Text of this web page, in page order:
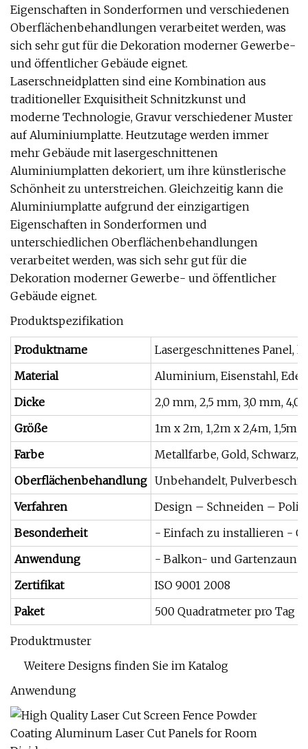
Eigenschaften in Sonderformen und verschiedenen
Oberflächenbehandlungen verarbeitet werden, was
sich sehr gut für die Dekoration moderner Gewerbe-
und öffentlicher Gebäude eignet.
Laserschneidplatten sind eine Kombination aus
traditioneller Exquisitheit Schnitzkunst und
moderne Technologie, Gravur verschiedener Muster
auf Aluminiumplatte. Heutzutage werden immer
mehr Gebäude mit lasergeschnittenen
Aluminiumplatten dekoriert, um ihre künstlerische
Schönheit zu unterstreichen. Gleichzeitig kann die
Aluminiumplatte aufgrund der einzigartigen
Eigenschaften in Sonderformen und
unterschiedlichen Oberflächenbehandlungen
verarbeitet werden, was sich sehr gut für die
Dekoration moderner Gewerbe- und öffentlicher
Gebäude eignet.
Produktspezifikation
Produktname
Lasergeschnittenes Panel,
Material
Aluminium, Eisenstahl,
Dicke
2,0 mm, 2,5 mm, 3,0 mm, 4,0
Größe
1m x 2m, 1,2m x 2,4m, 1,5m
Farbe
Metallfarbe, Gold, Schwarz,
Oberflächenbehandlung Unbehandelt,
Verfahren
Design – Schneiden –
Besonderheit
- Einfach zu installieren -
Anwendung
- Balkon- und Gartenzaun
Zertifikat
ISO 9001 2008
Paket
500 Quadratmeter pro Tag
Produktmuster
Weitere Designs finden Sie im Katalog
Anwendung